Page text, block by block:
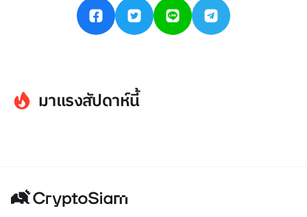
มาแรงสัปดาห์นี้